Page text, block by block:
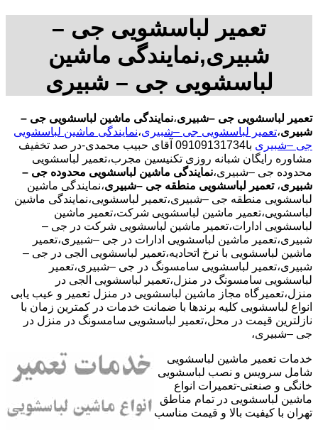
تعمیر لباسشویی جی –
شبیری,نمایندگی ماشین
لباسشویی جی – شبیری
تعمیر لباسشویی جی –شبیری،نمایندگی ماشین لباسشویی جی –
شبیری،تعمیر لباسشویی جی –شبیری،نمایندگی ماشین لباسشویی
جی –شبیری
با09109131734 آقای حبیب محمدی-در صد تخفیف
مشاوره رایگان شبانه روزی تکنیسین مجرب،تعمیر لباسشویی
محدوده جی –شبیری،نمایندگی ماشین لباسشویی محدوده جی –
شبیری، تعمیر لباسشویی منطقه جی –شبیری،نمایندگی ماشین
لباسشویی منطقه جی –شبیری،تعمیر لباسشویی،نمایندگی ماشین
لباسشویی،تعمیر ماشین لباسشویی شرکت،تعمیر ماشین
لباسشویی ادارات،تعمیر ماشین لباسشویی شرکت در جی –
شبیری،تعمیر ماشین لباسشویی ادارات در جی –شبیری،تعمیر
ماشین لباسشویی با نرخ اتحادیه،تعمیر لباسشویی الجی در جی –
شبیری،تعمیر لباسشویی سامسونگ در جی –شبیری،تعمیر
لباسشویی سامسونگ در منزل،تعمیر لباسشویی الجی در
منزل،تعمیرگاه مجاز ماشین لباسشویی در منزل تعمیر و عیب یابی
انواع لباسشویی کلیه برندها با ضمانت خدمات در کمترین زمان با
نازلترین قیمت در محل،تعمیر لباسشویی سامسونگ در منزل در
جی –شبیری،
خدمات تعمیر ماشین لباسشویی
شامل سرویس و نصب لباسشویی
خانگی و صنعتی-تعمیرات انواع
ماشین لباسشویی در تمام مناطق
تهران با کیفیت بالا و قیمت مناسب